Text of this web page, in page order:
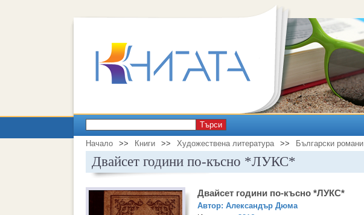
Търси
Начало >> Книги >> Художествена литература >> Български романи
Двайсет години по-късно *ЛУКС*
Двайсет години по-късно *ЛУКС*
Автор: Александър Дюма